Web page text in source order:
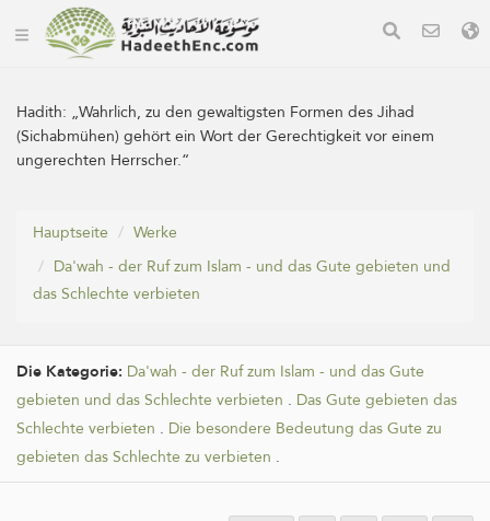
Hadith: „Wahrlich, zu den gewaltigsten Formen des Jihad
(Sichabmühen) gehört ein Wort der Gerechtigkeit vor einem
ungerechten Herrscher.“
Hauptseite
Werke
Da'wah - der Ruf zum Islam - und das Gute gebieten und
das Schlechte verbieten
Die Kategorie: Da'wah - der Ruf zum Islam - und das Gute
gebieten und das Schlechte verbieten . Das Gute gebieten das
Schlechte verbieten . Die besondere Bedeutung das Gute zu
gebieten das Schlechte zu verbieten .